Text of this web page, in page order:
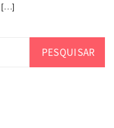
[…]